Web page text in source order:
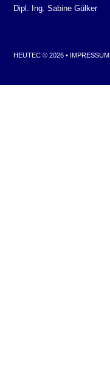
Dipl. Ing. Sabine Gülker
HEUTEC © 2026 • IMPRESSUM